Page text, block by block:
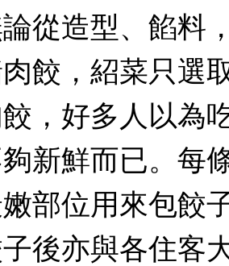
從造型、餡料
餃，紹菜只選
，好多人以為
新鮮而已。每
部位用來包餃
後亦與各住客